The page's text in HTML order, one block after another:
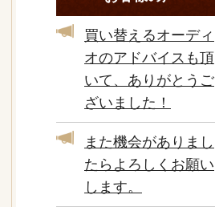
買い替えるオーディ
オのアドバイスも頂
いて、ありがとうご
ざいました！
また機会がありまし
たらよろしくお願い
します。